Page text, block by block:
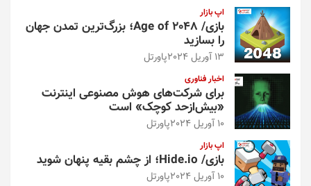
اپ بازار
بازی/ Age of 2048؛ بزرگ‌ترین تمدن جهان
را بسازید
13 آوریل 2024 پاورتل
اخبار فناوری
برای شرکت‌های هوش مصنوعی اینترنت
«بیش‌از‌حد کوچک» است
10 آوریل 2024 پاورتل
اپ بازار
بازی/ Hide.io؛ از چشم بقیه پنهان شوید
10 آوریل 2024 پاورتل